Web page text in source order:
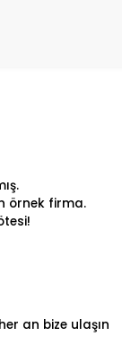
örnek firma.
an bize ulaşın